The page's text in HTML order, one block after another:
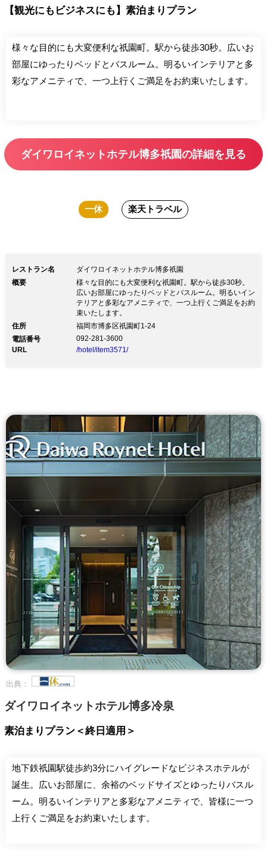
【観光にもビジネスにも】素泊まりプラン
様々な目的にも大変便利な祇園町。駅から徒歩30秒。広いお
部屋にゆったりベッドとバスルーム。明るいインテリアと多
彩なアメニティで、一つ上行くご満足をお約束いたします。
ダイワロイネットホテル博多祇園の詳細を見る
一休 楽天トラベル
レストラン名
ダイワロイネットホテル博多祇園
概要
様々な目的にも大変便利な祇園町。駅から徒歩30秒。
広いお部屋にゆったりベッドとバスルーム。明るいイン
テリアと多彩なアメニティで、一つ上行くご満足をお約
束いたします。
住所
福岡市博多区祇園町1-24
電話番号
092-281-3600
URL
/hotel/item3571/
出典：
ダイワロイネットホテル博多冷泉
素泊まりプラン＜終日適用＞
地下鉄祇園駅徒歩約3分にハイグレードなビジネスホテルが
誕生。広いお部屋に、余裕のベッドサイズとゆったりバスル
ーム。明るいインテリアと多彩なアメニティで、皆様に一つ
上行くご満足をお約束いたします。